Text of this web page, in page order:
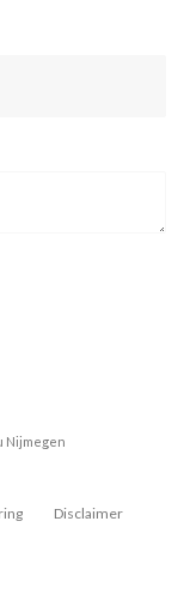
Nijmegen
Disclaimer